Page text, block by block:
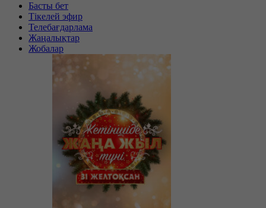
Басты бет
Тікелей эфир
Телебағдарлама
Жаңалықтар
Жобалар